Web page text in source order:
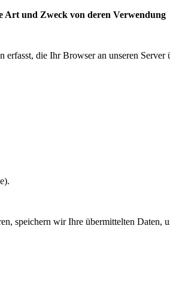
Art und Zweck von deren Verwendung
die Ihr Browser an unseren
speichern wir Ihre übermittelten Daten,